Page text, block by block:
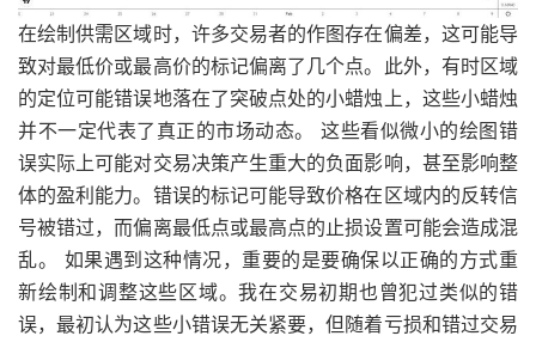
在绘制供需区域时，许多交易者的作图存在偏差，这可能导
致对最低价或最高价的标记偏离了几个点。此外，有时区域
的定位可能错误地落在了突破点处的小蜡烛上，这些小蜡烛
并不一定代表了真正的市场动态。 这些看似微小的绘图错
误实际上可能对交易决策产生重大的负面影响，甚至影响整
体的盈利能力。错误的标记可能导致价格在区域内的反转信
号被错过，而偏离最低点或最高点的止损设置可能会造成混
乱。 如果遇到这种情况，重要的是要确保以正确的方式重
新绘制和调整这些区域。我在交易初期也曾犯过类似的错
误，最初认为这些小错误无关紧要，但随着亏损和错过交易